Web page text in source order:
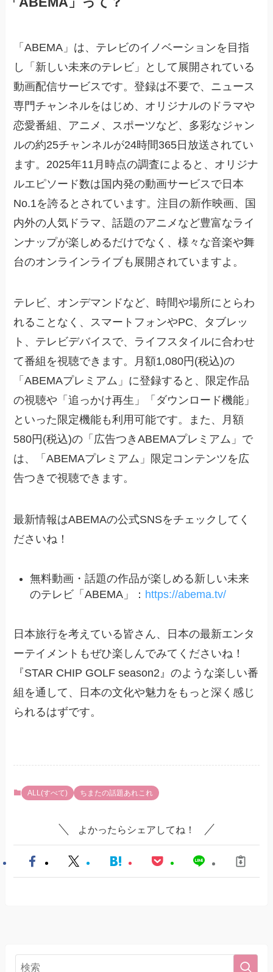
「ABEMA」は、テレビのイノベーションを目指
し「新しい未来のテレビ」として展開されている
動画配信サービスです。登録は不要で、ニュース
専門チャンネルをはじめ、オリジナルのドラマや
恋愛番組、アニメ、スポーツなど、多彩なジャン
ルの約25チャンネルが24時間365日放送されてい
ます。2025年11月時点の調査によると、オリジナ
ルエピソード数は国内発の動画サービスで日本
No.1を誇るとされています。注目の新作映画、国
内外の人気ドラマ、話題のアニメなど豊富なライ
ンナップが楽しめるだけでなく、様々な音楽や舞
台のオンラインライブも展開されていますよ。
テレビ、オンデマンドなど、時間や場所にとらわ
れることなく、スマートフォンやPC、タブレッ
ト、テレビデバイスで、ライフスタイルに合わせ
て番組を視聴できます。月額1,080円(税込)の
「ABEMAプレミアム」に登録すると、限定作品
の視聴や「追っかけ再生」「ダウンロード機能」
といった限定機能も利用可能です。また、月額
580円(税込)の「広告つきABEMAプレミアム」で
は、「ABEMAプレミアム」限定コンテンツを広
告つきで視聴できます。
最新情報はABEMAの公式SNSをチェックしてく
ださいね！
無料動画・話題の作品が楽しめる新しい未来
のテレビ「ABEMA」： https://abema.tv/
日本旅行を考えている皆さん、日本の最新エンタ
ーテイメントもぜひ楽しんでみてくださいね！
『STAR CHIP GOLF season2』のような楽しい番
組を通して、日本の文化や魅力をもっと深く感じ
られるはずです。
ALL(すべて) ちまたの話題あれこれ
よかったらシェアしてね！